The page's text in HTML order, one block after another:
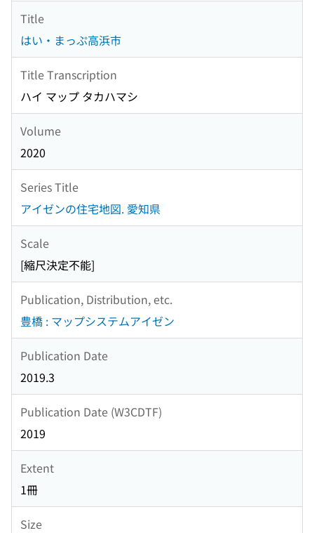
Title
はい・まっぷ高浜市
Title Transcription
ハイ マップ タカハマシ
Volume
2020
Series Title
アイゼンの住宅地図. 愛知県
Scale
[縮尺決定不能]
Publication, Distribution, etc.
豊橋 : マップシステムアイゼン
Publication Date
2019.3
Publication Date (W3CDTF)
2019
Extent
1冊
Size